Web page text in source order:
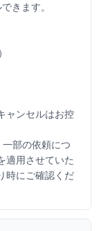
きます。
ャンセルはお控
部の依頼につ
適用させていた
時にご確認くだ